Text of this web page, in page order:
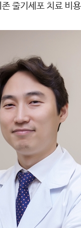
존 줄기세포 치료 비